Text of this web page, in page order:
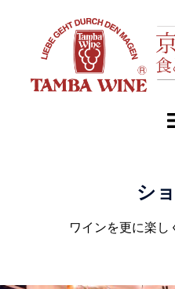
シ
ワインを更に楽し